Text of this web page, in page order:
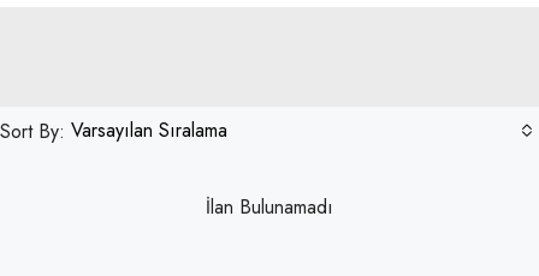
Sort By: Varsayılan Sıralama
İlan Bulunamadı